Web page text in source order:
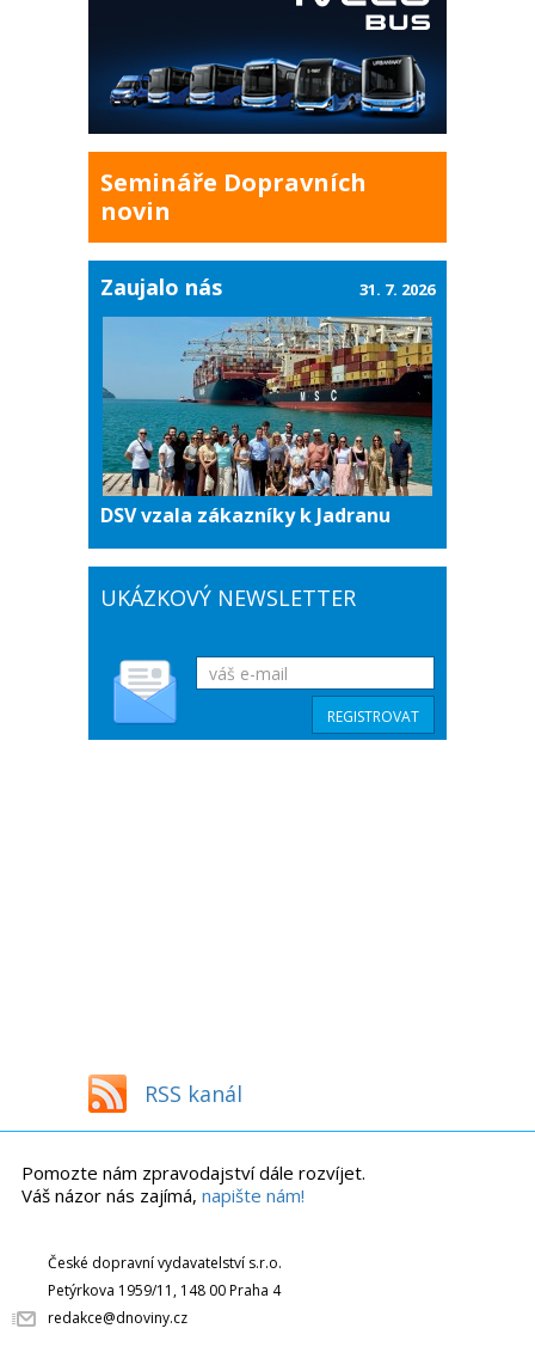
Semináře Dopravních
novin
Zaujalo nás
DSV vzala zákazníky k Jadranu
31. 7. 2026
UKÁZKOVÝ NEWSLETTER
RSS kanál
Pomozte nám zpravodajství dále rozvíjet.
Váš názor nás zajímá, napište nám!
České dopravní vydavatelství s.r.o.
Petýrkova 1959/11, 148 00 Praha 4
redakce@dnoviny.cz